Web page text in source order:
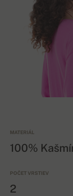
MATERIÁL
100%
POČET VRSTIEV
2